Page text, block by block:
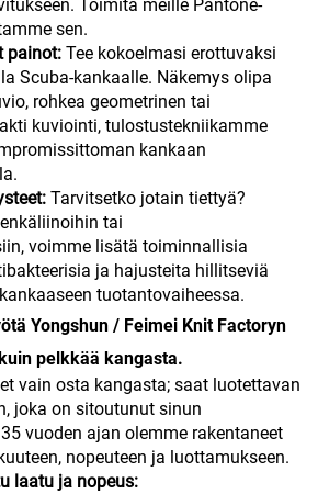
Toimita meille Pantone-
sen.
painot: Tee kokoelmasi erottuvaksi
Scuba-kankaalle. Näkemys olipa
rohkea geometrinen tai
kuviointi, tulostustekniikamme
kankaan
Tarvitsetko jotain tiettyä?
tai
voimme lisätä toiminnallisia
ja hajusteita hillitseviä
tuotantovaiheessa.
Yongshun / Feimei Knit Factoryn
pelkkää kangasta.
vain osta kangasta; saat luotettavan
joka on sitoutunut sinun
vuoden ajan olemme rakentaneet
nopeuteen ja luottamukseen.
laatu ja nopeus: